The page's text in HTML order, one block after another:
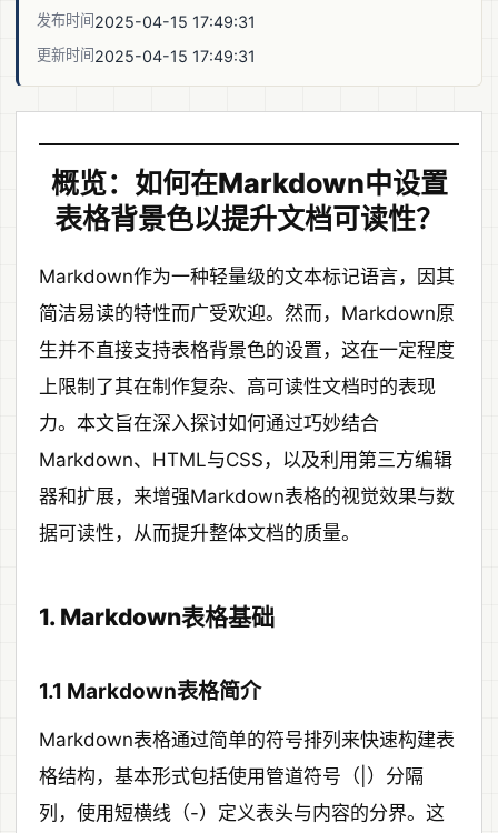
发布时间2025-04-15 17:49:31
更新时间2025-04-15 17:49:31
概览：如何在Markdown中设置
表格背景色以提升文档可读性？
Markdown作为一种轻量级的文本标记语言，因其
简洁易读的特性而广受欢迎。然而，Markdown原
生并不直接支持表格背景色的设置，这在一定程度
上限制了其在制作复杂、高可读性文档时的表现
力。本文旨在深入探讨如何通过巧妙结合
Markdown、HTML与CSS，以及利用第三方编辑
器和扩展，来增强Markdown表格的视觉效果与数
据可读性，从而提升整体文档的质量。
1. Markdown表格基础
1.1 Markdown表格简介
Markdown表格通过简单的符号排列来快速构建表
格结构，基本形式包括使用管道符号（|）分隔
列，使用短横线（-）定义表头与内容的分界。这